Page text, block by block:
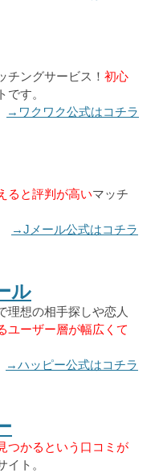
チングサービス！ 初心
です。
→ワクワク公式はコチラ
ると評判が高いマッチ
→Jメール公式はコチラ
ル
理想の相手探しや恋人
ユーザー層が幅広くて
→ハッピー公式はコチラ
つかるという口コミが
ト。